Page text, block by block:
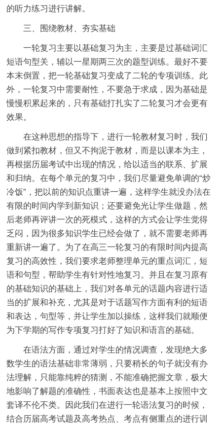
的听力练习进行讲解。
三、围绕教材、夯实基础
一轮复习主要以基础复习为主，主要是过基础词汇
短语句型关，辅以一星期两三次的题型训练。最好不要
本末倒置，把一轮基础复习变成了二轮的专项训练。此
外，一轮复习中需要耐性，不要急于求成，因为基础是
慢慢积累起来的，只有基础打扎实了二轮复习才会更有
效果。
在这种思想的指导下，进行一轮教材复习时，我们
做到紧扣教材，但又不拘泥于教材，而是以课本为主，
再根据历届考试中出现的情况，给以适当的联系、扩展
和归纳。在每个单元的复习中，我们尽量避免单调的“炒
冷饭”，把以前的知识点重讲一遍，这样学生就没办法在
有限的时间内学到新知识；还要避免光让学生做题，然
后老师再评讲一次的死模式，这样的方式会让学生觉得
乏闷，因为很多知识学生已经会做了，就不需要老师再
重新讲一遍了。为了在高三一轮复习的有限时间内提高
复习的高效性，我们要求老师整理单元的重点词汇，短
语和句型，帮助学生有针对性地复习。并且在复习原有
的基础知识的基础上，我们对各单元的话题内容进行适
当的扩展和补充，尤其是对于话题写作方面有利的短语
和表达，句型等，并让学生加以操练，这样我们就顺便
为下学期的写作专项复习打好了知识和语言的基础。
在语法方面，通过对学生的情况调查，发现绝大多
数学生的语法基础非常薄弱，只要稍长的句子就没有办
法理解，只能靠纯粹的猜测，不能准确把握文章，极大
地影响了解题的准确性，书面表达也是基本上按照中文
套译不伦不类。因此我们在进行一轮语法复习的时候，
结合历届高考试题及高考热点、考点有侧重点的进行训